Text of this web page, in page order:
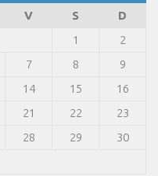
V S
D
1
2
7 8
9
14 15
16
21 22
23
28 29
30